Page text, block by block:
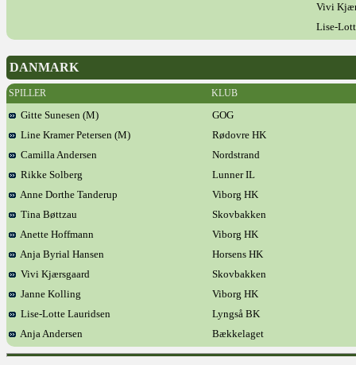
Vivi
Lise-
DANMARK
SPILLER KLUB
Gitte Sunesen (M)
GOG
Line Kramer Petersen (M)
Rødovre HK
Camilla Andersen
Nordstrand
Rikke Solberg
Lunner IL
Anne Dorthe Tanderup
Viborg HK
Tina Bøttzau
Skovbakken
Anette Hoffmann
Viborg HK
Anja Byrial Hansen
Horsens HK
Vivi Kjærsgaard
Skovbakken
Janne Kolling
Viborg HK
Lise-Lotte Lauridsen
Lyngså BK
Anja Andersen
Bækkelaget